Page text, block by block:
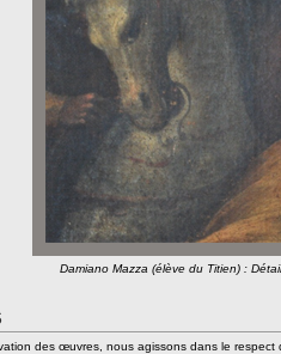
Damiano Mazza (élève du Titien) :
des œuvres, nous agissons dans le respect